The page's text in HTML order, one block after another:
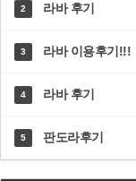
2 라바 후기
3 라바 이용후기!!!
4 라바 후기
5 판도라후기